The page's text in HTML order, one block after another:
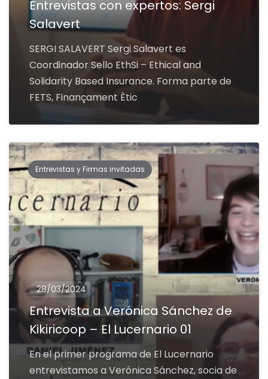
Entrevistas con expertos: Sergi
Salavert
SERGI SALAVERT Sergi Salavert es
Coordinador Sello EthSi – Ethical and
Solidarity Based Insurance. Forma parte de
FETS, Finançament Ètic
Entrevistas y Firmas invitadas
28/03/2024
Entrevista a Verónica Sánchez de
Kikiricoop – El Lucernario 01
En el primer programa de El Lucernario
entrevistamos a Verónica Sánchez, socia de